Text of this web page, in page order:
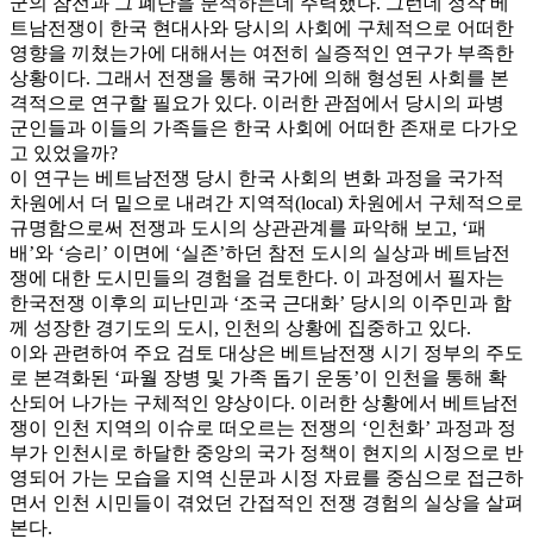
트남전쟁이 한국 현대사와 당시의 사회에 구체적으로 어떠한
영향을 끼쳤는가에 대해서는 여전히 실증적인 연구가 부족한
상황이다. 그래서 전쟁을 통해 국가에 의해 형성된 사회를 본
격적으로 연구할 필요가 있다. 이러한 관점에서 당시의 파병
군인들과 이들의 가족들은 한국 사회에 어떠한 존재로 다가오
고 있었을까?
이 연구는 베트남전쟁 당시 한국 사회의 변화 과정을 국가적
차원에서 더 밑으로 내려간 지역적(local) 차원에서 구체적으로
규명함으로써 전쟁과 도시의 상관관계를 파악해 보고, ‘패
배’와 ‘승리’ 이면에 ‘실존’하던 참전 도시의 실상과 베트남전
쟁에 대한 도시민들의 경험을 검토한다. 이 과정에서 필자는
한국전쟁 이후의 피난민과 ‘조국 근대화’ 당시의 이주민과 함
께 성장한 경기도의 도시, 인천의 상황에 집중하고 있다.
이와 관련하여 주요 검토 대상은 베트남전쟁 시기 정부의 주도
로 본격화된 ‘파월 장병 및 가족 돕기 운동’이 인천을 통해 확
산되어 나가는 구체적인 양상이다. 이러한 상황에서 베트남전
쟁이 인천 지역의 이슈로 떠오르는 전쟁의 ‘인천화’ 과정과 정
부가 인천시로 하달한 중앙의 국가 정책이 현지의 시정으로 반
영되어 가는 모습을 지역 신문과 시정 자료를 중심으로 접근하
면서 인천 시민들이 겪었던 간접적인 전쟁 경험의 실상을 살펴
본다.